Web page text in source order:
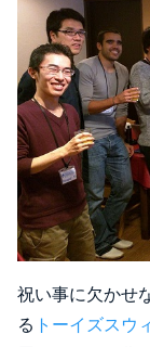
祝い事に欠かせ
る トーイズスウ